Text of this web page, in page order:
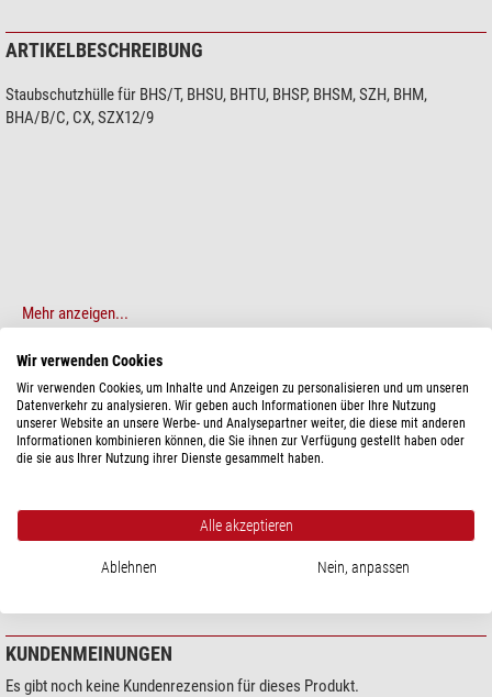
ARTIKELBESCHREIBUNG
Staubschutzhülle für BHS/T, BHSU, BHTU, BHSP, BHSM, SZH, BHM,
BHA/B/C, CX, SZX12/9
Mehr anzeigen...
TECHNISCHE DATEN
Sonstiges
Lieferanten Produktnummer
035440
PRODUKTSICHERHEIT
Evident Europe GmbH, Caffamacherreihe 8–10, 20355
KUNDENMEINUNGEN
Es gibt noch keine Kundenrezension für dieses Produkt.
Wir verwenden Cookies
Wir verwenden Cookies, um Inhalte und Anzeigen zu personalisieren und um unseren
Datenverkehr zu analysieren. Wir geben auch Informationen über Ihre Nutzung
unserer Website an unsere Werbe- und Analysepartner weiter, die diese mit anderen
Informationen kombinieren können, die Sie ihnen zur Verfügung gestellt haben oder
die sie aus Ihrer Nutzung ihrer Dienste gesammelt haben.
Alle akzeptieren
Ablehnen Nein, anpassen